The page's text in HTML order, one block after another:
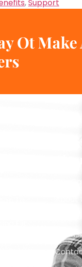
,Support
Ot
To
Dolor
Elit.
Our
Our